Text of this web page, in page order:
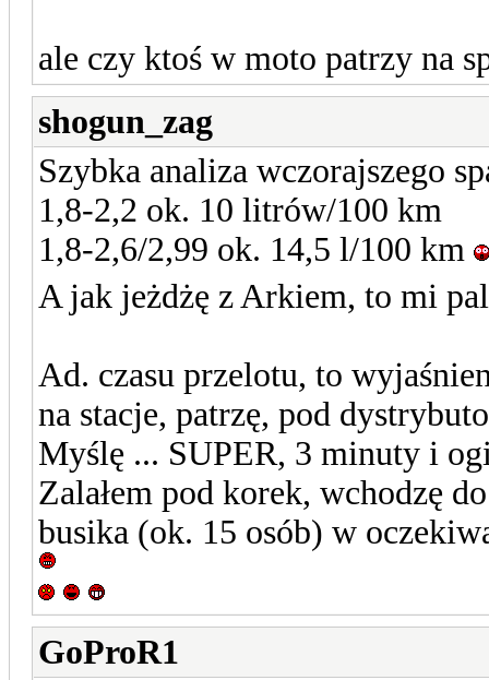
ale czy ktoś w moto patrzy na
shogun_zag
Szybka analiza wczorajszego
1,8-2,2 ok. 10 litrów/100 km
1,8-2,6/2,99 ok. 14,5 l/100 km
A jak jeżdżę z Arkiem, to mi
Ad. czasu przelotu, to
na stacje, patrzę, pod
Myślę ... SUPER, 3 minuty i
Zalałem pod korek, wchodzę
busika (ok. 15 osób) w
GoProR1